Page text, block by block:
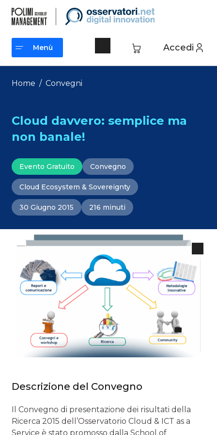
contenuto
Accedi
Menù
Menù
Home / Convegni
Cloud davvero: semplice ma
non banale!
Evento Gratuito Convegno
Cloud Ecosystem & Sovereignty
30 Giugno 2015 216 minuti
Descrizione del Convegno
Il Convegno di presentazione dei risultati della
Ricerca 2015 dell’Osservatorio Cloud & ICT as a
Service è stato promosso dalla School of